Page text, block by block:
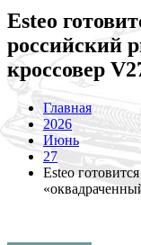
Esteo
российский
кроссовер
Главная
2026
Июнь
27
Esteo